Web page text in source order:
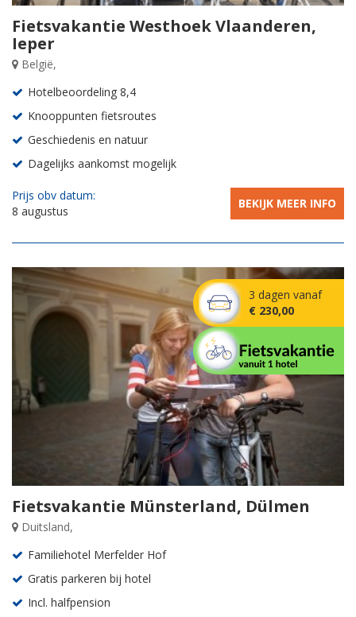
Fietsvakantie Westhoek Vlaanderen,
Ieper
België,
Hotelbeoordeling 8,4
Knooppunten fietsroutes
Geschiedenis en natuur
Dagelijks aankomst mogelijk
Prijs obv datum:
8 augustus
BEKIJK MEER INFO
Fietsvakantie Münsterland, Dülmen
Duitsland,
Familiehotel Merfelder Hof
Gratis parkeren bij hotel
Incl. halfpension
3 dagen vanaf
€ 230,00